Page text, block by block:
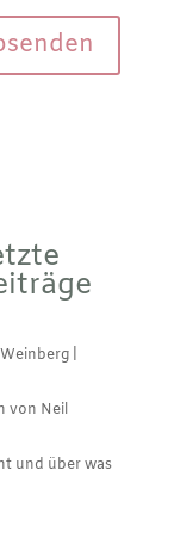
|
von Neil
und über was